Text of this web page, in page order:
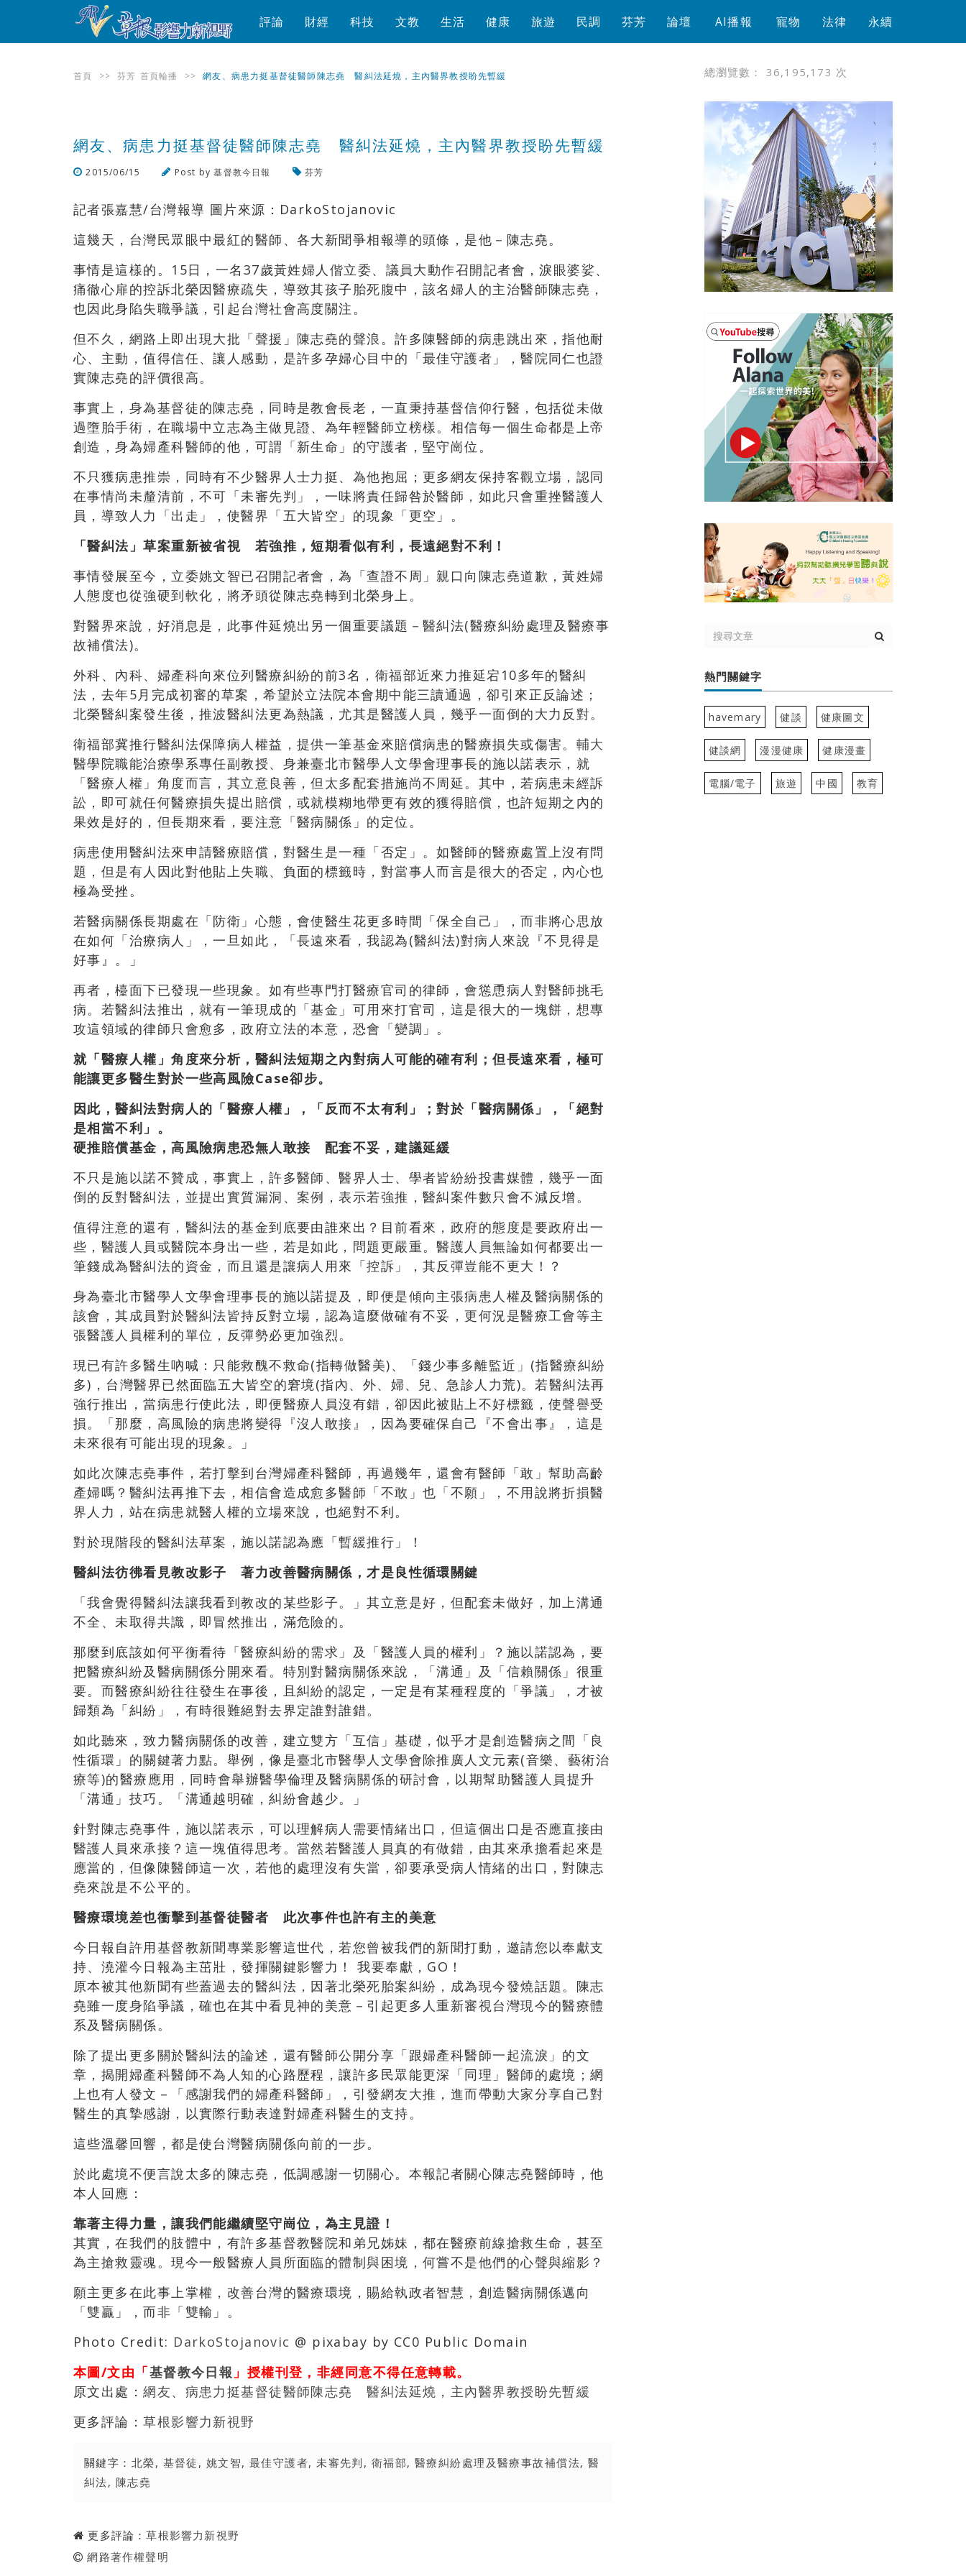
評論 財經 科技 文教 生活 健康 旅遊 民調 芬芳 論壇 AI播報 寵物 法律 永續
首頁 >> 芬芳 首頁輪播 >> 網友、病患力挺基督徒醫師陳志堯 醫糾法延燒，主內醫界教授盼先暫緩
網友、病患力挺基督徒醫師陳志堯 醫糾法延燒，主內醫界教授盼先暫緩
2015/06/15 Post by基督教今日報 芬芳
記者張嘉慧/台灣報導 圖片來源：DarkoStojanovic
這幾天，台灣民眾眼中最紅的醫師、各大新聞爭相報導的頭條，是他－陳志堯。
事情是這樣的。15日，一名37歲黃姓婦人偕立委、議員大動作召開記者會，淚眼婆娑、
痛徹心扉的控訴北榮因醫療疏失，導致其孩子胎死腹中，該名婦人的主治醫師陳志堯，
也因此身陷失職爭議，引起台灣社會高度關注。
但不久，網路上即出現大批「聲援」陳志堯的聲浪。許多陳醫師的病患跳出來，指他耐
心、主動，值得信任、讓人感動，是許多孕婦心目中的「最佳守護者」，醫院同仁也證
實陳志堯的評價很高。
事實上，身為基督徒的陳志堯，同時是教會長老，一直秉持基督信仰行醫，包括從未做
過墮胎手術，在職場中立志為主做見證、為年輕醫師立榜樣。相信每一個生命都是上帝
創造，身為婦產科醫師的他，可謂「新生命」的守護者，堅守崗位。
不只獲病患推崇，同時有不少醫界人士力挺、為他抱屈；更多網友保持客觀立場，認同
在事情尚未釐清前，不可「未審先判」，一味將責任歸咎於醫師，如此只會重挫醫護人
員，導致人力「出走」，使醫界「五大皆空」的現象「更空」。
「醫糾法」草案重新被省視 若強推，短期看似有利，長遠絕對不利！
事情發展至今，立委姚文智已召開記者會，為「查證不周」親口向陳志堯道歉，黃姓婦
人態度也從強硬到軟化，將矛頭從陳志堯轉到北榮身上。
對醫界來說，好消息是，此事件延燒出另一個重要議題－醫糾法(醫療糾紛處理及醫療事
故補償法)。
外科、內科、婦產科向來位列醫療糾紛的前3名，衛福部近來力推延宕10多年的醫糾
法，去年5月完成初審的草案，希望於立法院本會期中能三讀通過，卻引來正反論述；
北榮醫糾案發生後，推波醫糾法更為熱議，尤其是醫護人員，幾乎一面倒的大力反對。
衛福部冀推行醫糾法保障病人權益，提供一筆基金來賠償病患的醫療損失或傷害。 輔大
醫學院職能治療學系專任副教授、身兼臺北市醫學人文學會理事長的施以諾表示，就
「醫療人權」角度而言，其立意良善，但太多配套措施尚不周延。其中，若病患未經訴
訟，即可就任何醫療損失提出賠償，或就模糊地帶更有效的獲得賠償，也許短期之內的
果效是好的，但長期來看，要注意「醫病關係」的定位。
病患使用醫糾法來申請醫療賠償，對醫生是一種「否定」。如醫師的醫療處置上沒有問
題，但是有人因此對他貼上失職、負面的標籤時，對當事人而言是很大的否定，內心也
極為受挫。
若醫病關係長期處在「防衛」心態，會使醫生花更多時間「保全自己」，而非將心思放
在如何「治療病人」，一旦如此，「長遠來看，我認為(醫糾法)對病人來說『不見得是
好事』。」
再者，檯面下已發現一些現象。如有些專門打醫療官司的律師，會慫恿病人對醫師挑毛
病。若醫糾法推出，就有一筆現成的「基金」可用來打官司，這是很大的一塊餅，想專
攻這領域的律師只會愈多，政府立法的本意，恐會「變調」。
就「醫療人權」角度來分析，醫糾法短期之內對病人可能的確有利；但長遠來看，極可
能讓更多醫生對於一些高風險Case卻步。
因此，醫糾法對病人的「醫療人權」，「反而不太有利」；對於「醫病關係」，「絕對
是相當不利」。
硬推賠償基金，高風險病患恐無人敢接 配套不妥，建議延緩
不只是施以諾不贊成，事實上，許多醫師、醫界人士、學者皆紛紛投書媒體，幾乎一面
倒的反對醫糾法，並提出實質漏洞、案例，表示若強推，醫糾案件數只會不減反增。
值得注意的還有，醫糾法的基金到底要由誰來出？目前看來，政府的態度是要政府出一
些，醫護人員或醫院本身出一些，若是如此，問題更嚴重。醫護人員無論如何都要出一
筆錢成為醫糾法的資金，而且還是讓病人用來「控訴」，其反彈豈能不更大！？
身為臺北市醫學人文學會理事長的施以諾提及，即便是傾向主張病患人權及醫病關係的
該會，其成員對於醫糾法皆持反對立場，認為這麼做確有不妥，更何況是醫療工會等主
張醫護人員權利的單位，反彈勢必更加強烈。
現已有許多醫生吶喊：只能救醜不救命(指轉做醫美)、「錢少事多離監近」(指醫療糾紛
多)，台灣醫界已然面臨五大皆空的窘境(指內、外、婦、兒、急診人力荒)。若醫糾法再
強行推出，當病患行使此法，即便醫療人員沒有錯，卻因此被貼上不好標籤，使聲譽受
損。「那麼，高風險的病患將變得『沒人敢接』，因為要確保自己『不會出事』，這是
未來很有可能出現的現象。」
如此次陳志堯事件，若打擊到台灣婦產科醫師，再過幾年，還會有醫師「敢」幫助高齡
產婦嗎？醫糾法再推下去，相信會造成愈多醫師「不敢」也「不願」，不用說將折損醫
界人力，站在病患就醫人權的立場來說，也絕對不利。
對於現階段的醫糾法草案，施以諾認為應「暫緩推行」！
醫糾法彷彿看見教改影子 著力改善醫病關係，才是良性循環關鍵
「我會覺得醫糾法讓我看到教改的某些影子。」其立意是好，但配套未做好，加上溝通
不全、未取得共識，即冒然推出，滿危險的。
那麼到底該如何平衡看待「醫療糾紛的需求」及「醫護人員的權利」？施以諾認為，要
把醫療糾紛及醫病關係分開來看。特別對醫病關係來說，「溝通」及「信賴關係」很重
要。而醫療糾紛往往發生在事後，且糾紛的認定，一定是有某種程度的「爭議」，才被
歸類為「糾紛」，有時很難絕對去界定誰對誰錯。
如此聽來，致力醫病關係的改善，建立雙方「互信」基礎，似乎才是創造醫病之間「良
性循環」的關鍵著力點。舉例，像是臺北市醫學人文學會除推廣人文元素(音樂、藝術治
療等)的醫療應用，同時會舉辦醫學倫理及醫病關係的研討會，以期幫助醫護人員提升
「溝通」技巧。「溝通越明確，糾紛會越少。」
針對陳志堯事件，施以諾表示，可以理解病人需要情緒出口，但這個出口是否應直接由
醫護人員來承接？這一塊值得思考。當然若醫護人員真的有做錯，由其來承擔看起來是
應當的，但像陳醫師這一次，若他的處理沒有失當，卻要承受病人情緒的出口，對陳志
堯來說是不公平的。
醫療環境差也衝擊到基督徒醫者 此次事件也許有主的美意
今日報自許用基督教新聞專業影響這世代，若您曾被我們的新聞打動，邀請您以奉獻支
持、澆灌今日報為主茁壯，發揮關鍵影響力！ 我要奉獻，GO！
原本被其他新聞有些蓋過去的醫糾法，因著北榮死胎案糾紛，成為現今發燒話題。陳志
堯雖一度身陷爭議，確也在其中看見神的美意－引起更多人重新審視台灣現今的醫療體
系及醫病關係。
除了提出更多關於醫糾法的論述，還有醫師公開分享「跟婦產科醫師一起流淚」的文
章，揭開婦產科醫師不為人知的心路歷程，讓許多民眾能更深「同理」醫師的處境；網
上也有人發文－「感謝我們的婦產科醫師」，引發網友大推，進而帶動大家分享自己對
醫生的真摯感謝，以實際行動表達對婦產科醫生的支持。
這些溫馨回響，都是使台灣醫病關係向前的一步。
於此處境不便言說太多的陳志堯，低調感謝一切關心。本報記者關心陳志堯醫師時，他
本人回應：
靠著主得力量，讓我們能繼續堅守崗位，為主見證！
其實，在我們的肢體中，有許多基督教醫院和弟兄姊妹，都在醫療前線搶救生命，甚至
為主搶救靈魂。現今一般醫療人員所面臨的體制與困境，何嘗不是他們的心聲與縮影？
願主更多在此事上掌權，改善台灣的醫療環境，賜給執政者智慧，創造醫病關係邁向
「雙贏」，而非「雙輸」。
Photo Credit: DarkoStojanovic @ pixabay by CC0 Public Domain
本圖/文由「基督教今日報 」授權刊登，非經同意不得任意轉載。
原文出處：網友、病患力挺基督徒醫師陳志堯 醫糾法延燒，主內醫界教授盼先暫緩
更多評論：草根影響力新視野
關鍵字： 北榮, 基督徒 , 姚文智, 最佳守護者,未審先判 , 衛福部, 醫療糾紛處理及醫療事故補償法,醫
糾法, 陳志堯
更多評論：草根影響力新視野
網路著作權聲明
總瀏覽數： 36,195,173 次
熱門關鍵字
havemary 健談 健康圖文
健談網 漫漫健康 健康漫畫
電腦/電子 旅遊 中國 教育